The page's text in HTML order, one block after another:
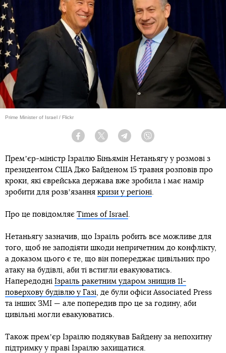
Prime Minister of Israel / Flickr
Facebook Twitter Telegram
Премʼєр-міністр Ізраїлю Біньямін Нетаньягу у розмові з
президентом США Джо Байденом 15 травня розповів про
кроки, які єврейська держава вже зробила і має намір
зробити для розвʼязання кризи у регіоні.
Про це повідомляє Times of Israel.
Нетаньягу зазначив, що Ізраїль робить все можливе для
того, щоб не заподіяти шкоди непричетним до конфлікту,
а доказом цього є те, що він попереджає цивільних про
атаку на будівлі, аби ті встигли евакуюватись.
Напередодні Ізраїль ракетним ударом знищив 11-
поверхову будівлю у Газі, де були офіси Associated Press
та інших ЗМІ — але попередив про це за годину, аби
цивільні могли евакуюватись.
Також премʼєр Ізраїлю подякував Байдену за непохитну
підтримку у праві Ізраїлю захищатися.